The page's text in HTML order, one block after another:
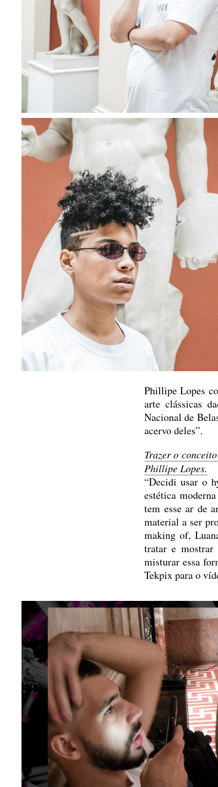
Phillipe Lopes
arte clássicas
Nacional de
acervo deles”.
Trazer o
Phillipe Lopes.
“Decidi usar o
estética
tem esse ar de
material a ser
making of,
tratar e
misturar essa
Tekpix para o